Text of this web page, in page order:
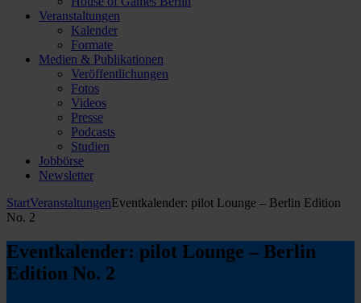
Veranstaltungen
Kalender
Formate
Medien & Publikationen
Veröffentlichungen
Fotos
Videos
Presse
Podcasts
Studien
Jobbörse
Newsletter
StartVeranstaltungenEventkalender: pilot Lounge – Berlin Edition
No. 2
Eventkalender: pilot Lounge – Berlin
Edition No. 2